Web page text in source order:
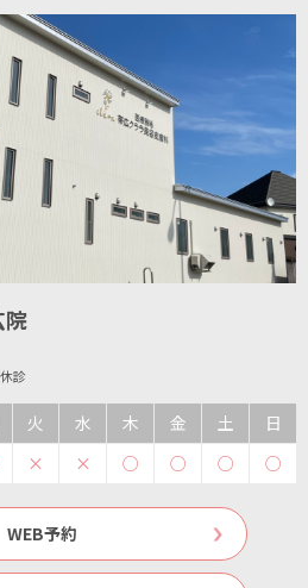
院
診
火 水 木 金 土
日
× × ○ ○ ○ ○
WEB予約